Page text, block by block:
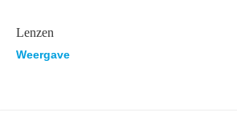
Lenzen
Weergave